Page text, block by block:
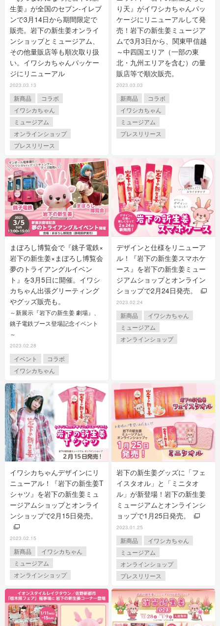
生姜』が全国のセブン‐イレブ
ンで3月14日から期間限定で
販売。岩下の新生姜オンライ
ンショップとミュージアム、
その他量販店等も順次取り扱
い。イワシカちゃんパッケー
ジにリニューアル
2023.03.13
新商品
コラボ
イワシカちゃん
ミュージアム
オンラインショップ
プレスリリース
り天』がイワシカちゃんパッ
ケージにリニューアルして発
売！岩下の新生姜ミュージア
ムで3月3日から、関東甲信越
～中四国エリア（一部の東
北・九州エリアを含む）の量
販店等で順次販売。
2023.03.03
新商品
コラボ
イワシカちゃん
ミュージアム
プレスリリース
まぼろし博覧会で『銚子電鉄×
岩下の新生姜×まぼろし博覧会
夢のトライアングルイベン
ト』を3月5日に開催。イワシ
カちゃん出張グリーティング
やグッズ販売も。
～新展示『岩下の新生姜 劇場』、
銚子電鉄ブース登場記念イベント
～
2023.02.28
イベント
コラボ
イワシカちゃん
デザインと仕様をリニューア
ル！『岩下の新生姜スマホケ
ース』を岩下の新生姜ミュー
ジアムショップとオンライン
ショップで2月24日発売。
2023.02.24
新商品
イワシカちゃん
ミュージアム
オンラインショップ
イワシカちゃんデザインにリ
ニューアル！『岩下の新生姜T
シャツ』を岩下の新生姜ミュ
ージアムショップとオンライ
ンショップで2月15日発売。
2023.02.15
新商品
イワシカちゃん
ミュージアム
オンラインショップ
岩下の新生姜グッズに「フェ
イスタオル」と「ミニタオ
ル」が新登場！岩下の新生姜
ミュージアムとオンラインシ
ョップで1月25日発売。
2023.01.25
新商品
イワシカちゃん
ミュージアム
オンラインショップ
プレスリリース